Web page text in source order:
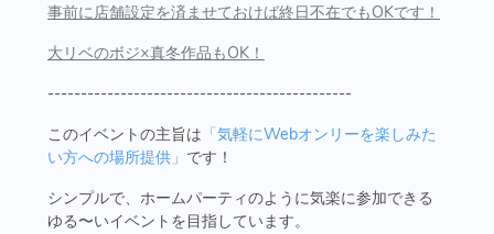
事前に店舗設定を済ませておけば終日不在でもOKです！
大リベのボジ×真冬作品もOK！
----------------------------------------------
このイベントの主旨は 「気軽にWebオンリーを楽しみた
い方への場所提供」 です！
シンプルで、ホームパーティのように気楽に参加できる
ゆる〜いイベントを目指しています。